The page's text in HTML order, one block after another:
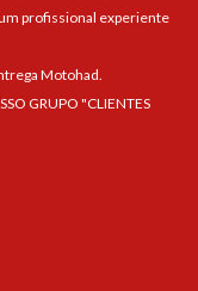
profissional experiente
Motohad.
GRUPO "CLIENTES